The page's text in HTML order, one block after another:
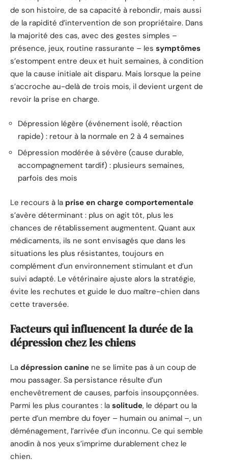
de son histoire, de sa capacité à rebondir, mais aussi
de la rapidité d’intervention de son propriétaire. Dans
la majorité des cas, avec des gestes simples –
présence, jeux, routine rassurante – les symptômes
s’estompent entre deux et huit semaines, à condition
que la cause initiale ait disparu. Mais lorsque la peine
s’accroche au-delà de trois mois, il devient urgent de
revoir la prise en charge.
Dépression légère (événement isolé, réaction
rapide) : retour à la normale en 2 à 4 semaines
Dépression modérée à sévère (cause durable,
accompagnement tardif) : plusieurs semaines,
parfois des mois
Le recours à la prise en charge comportementale
s’avère déterminant : plus on agit tôt, plus les
chances de rétablissement augmentent. Quant aux
médicaments, ils ne sont envisagés que dans les
situations les plus résistantes, toujours en
complément d’un environnement stimulant et d’un
suivi adapté. Le vétérinaire ajuste alors la stratégie,
évite les rechutes et guide le duo maître-chien dans
cette traversée.
Facteurs qui influencent la durée de la
dépression chez les chiens
La dépression canine ne se limite pas à un coup de
mou passager. Sa persistance résulte d’un
enchevêtrement de causes, parfois insoupçonnées.
Parmi les plus courantes : la solitude, le départ ou la
perte d’un membre du foyer – humain ou animal –, un
déménagement, l’arrivée d’un inconnu. Ce qui semble
anodin à nos yeux s’imprime durablement chez le
chien.